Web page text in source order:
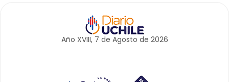
Año XVIII, 7 de Agosto de 2026